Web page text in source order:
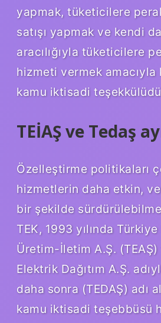
yapmak, tüketicilere
satışı yapmak ve kendi
aracılığıyla tüketicilere
hizmeti vermek amacıyla
kamu iktisadi
TEİAŞ ve Tedaş
Özelleştirme politikaları
hizmetlerin daha etkin,
bir şekilde
TEK, 1993 yılında
Üretim-İletim A.Ş.
Elektrik Dağıtım A.Ş.
daha sonra (TEDAŞ) adı
kamu iktisadi teşebbüsü